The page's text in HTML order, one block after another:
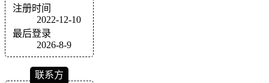
注册时间
2022-12-10
最后登录
2026-8-9
联系方